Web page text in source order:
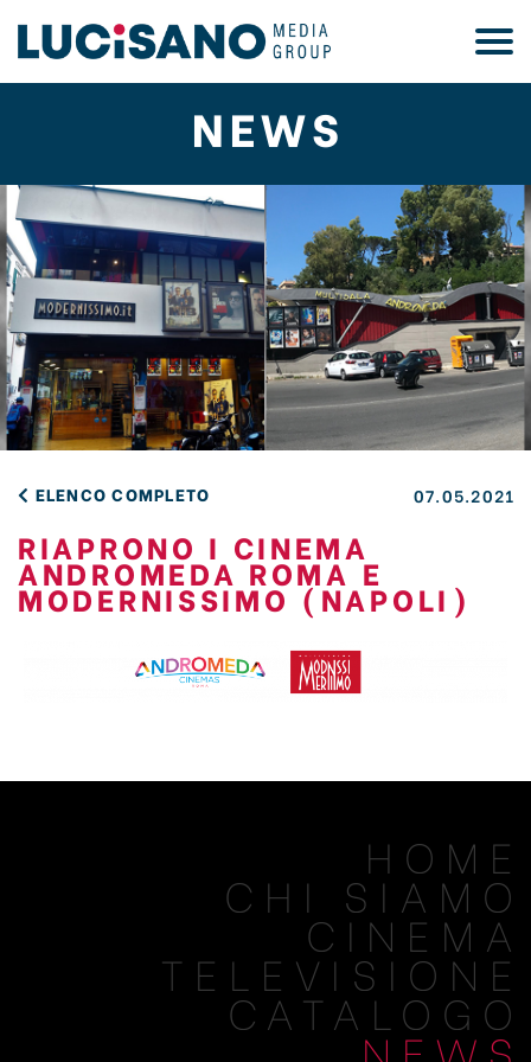
NEWS
ELENCO COMPLETO 07.05.2021
RIAPRONO I CINEMA
ANDROMEDA ROMA E
MODERNISSIMO (NAPOLI)
HOME
CHI SIAMO
CINEMA
TELEVISIONE
CATALOGO
NEWS